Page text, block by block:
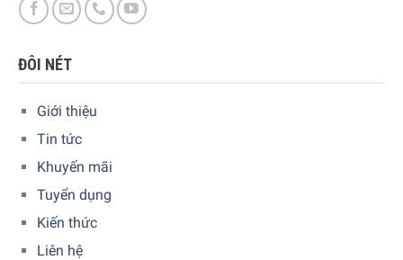
ĐÔI NÉT
Giới thiệu
Tin tức
Khuyến mãi
Tuyển dụng
Kiến thức
Liên hệ